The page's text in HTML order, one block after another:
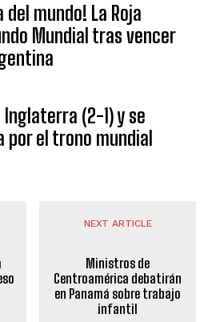
del mundo! La Roja
Mundial tras vencer
(2-1) y se
por el trono mundial
NEXT ARTICLE
Ministros de
Centroamérica debatirán
en Panamá sobre trabajo
infantil